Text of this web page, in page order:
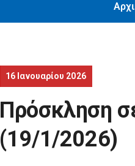
16 Ιανουαρίου 2026
Πρόσκληση
(19/1/2026)